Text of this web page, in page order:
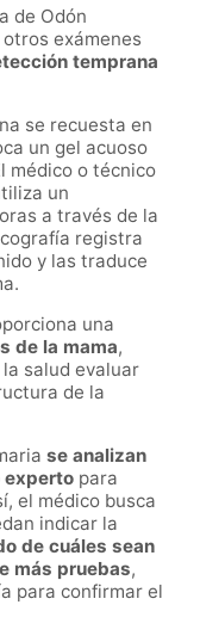
de Odón
exámenes
temprana
se recuesta en
un gel acuoso
médico o técnico
un
a través de la
registra
y las traduce
una
de la mama,
salud evaluar
de la
se analizan
experto para
el médico busca
indicar la
de cuáles sean
más pruebas,
para confirmar el